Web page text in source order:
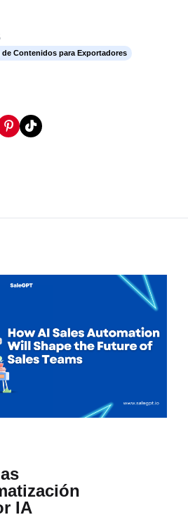
de Contenidos para Exportadores
IA